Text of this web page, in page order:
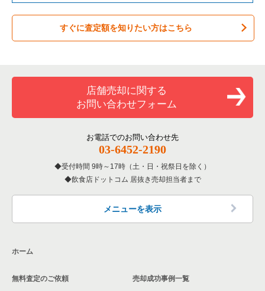
バーの居抜き売却物件の案件一覧
居酒屋・ダイニングバーの居抜き売却物件の案件一覧
洋食の居抜き売却物件の案件一覧
その他の居抜き売却物件の案件一覧
台東区の飲食店の居抜き売却物件の案件一覧
練馬区の飲食店の居抜き売却物件の案件一覧
北区の飲食店の居抜き売却物件の案件一覧
江戸川区の飲食店の居抜き売却物件の案件一覧
墨田区の飲食店の居抜き売却物件の案件一覧
品川区の飲食店の居抜き売却物件の案件一覧
中野区の飲食店の居抜き売却物件の案件一覧
東京23区のテイクアウトの居抜き売却物件の案件一覧
東京23区のお弁当・惣菜・デリの居抜き売却物件の案件一覧
東京23区のバーの居抜き売却物件の案件一覧
東京23区の居酒屋・ダイニングバーの居抜き売却物件の案件一
東京23区の専門料理の居抜き売却物件の案件一覧
東京23区の和食の居抜き売却物件の案件一覧
東京23区の洋食の居抜き売却物件の案件一覧
板橋区のバーの居抜き売却物件の案件一覧
板橋区の居酒屋・ダイニングバーの居抜き売却物件の案件一覧
板橋区の洋食の居抜き売却物件の案件一覧
板橋区のその他の居抜き売却物件の案件一覧
すぐに査定額を知りたい方はこちら
店舗売却に関する
お問い合わせフォーム
お電話でのお問い合わせ先
03-6452-2190
受付時間 9時～17時（土・日・祝祭日を除く）
飲食店ドットコム 居抜き売却担当者まで
メニューを表示
ホーム
無料査定のご依頼 売却成功事例一覧